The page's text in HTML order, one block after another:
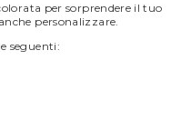
per sorprendere il tuo
personalizzare.
seguenti: